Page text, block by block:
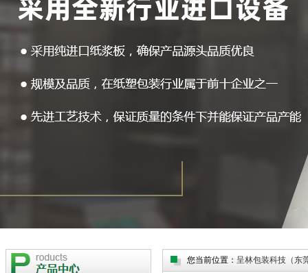
您当前位置： 呈林包装科技（东